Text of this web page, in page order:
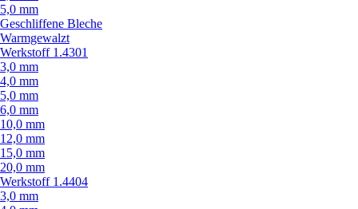
5,0 mm
Geschliffene Bleche
Warmgewalzt
Werkstoff 1.4301
3,0 mm
4,0 mm
5,0 mm
6,0 mm
10,0 mm
12,0 mm
15,0 mm
20,0 mm
Werkstoff 1.4404
3,0 mm